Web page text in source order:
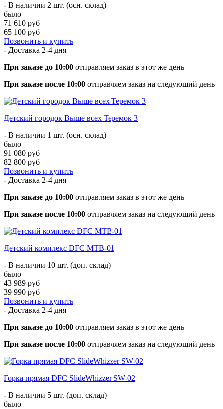
- В наличии 2 шт. (осн. склад)
было
71 610 руб
65 100 руб
Позвонить и купить
- Доставка 2-4 дня
При заказе до 10:00 отправляем заказ в этот же день
При заказе после 10:00 отправляем заказ на следующий день
Детский городок Выше всех Теремок 3
- В наличии 1 шт. (осн. склад)
было
91 080 руб
82 800 руб
Позвонить и купить
- Доставка 2-4 дня
При заказе до 10:00 отправляем заказ в этот же день
При заказе после 10:00 отправляем заказ на следующий день
Детский комплекс DFC MTB-01
- В наличии 10 шт. (доп. склад)
было
43 989 руб
39 990 руб
Позвонить и купить
- Доставка 2-4 дня
При заказе до 10:00 отправляем заказ в этот же день
При заказе после 10:00 отправляем заказ на следующий день
Горка прямая DFC SlideWhizzer SW-02
- В наличии 5 шт. (доп. склад)
было